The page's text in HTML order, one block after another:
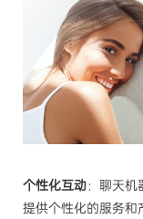
个性化互动：聊天机
提供个性化的服务